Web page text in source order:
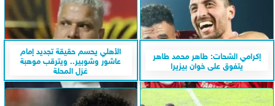
إكرامي الشحات: طاهر محمد طاهر
يتفوق على خوان بيزيرا
الأهلي يحسم حقيقة تجديد إمام
عاشور وشوبير.. ويترقب موهبة
غزل المحلة